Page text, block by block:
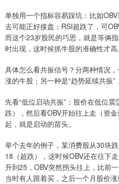
单独用一个指标容易踩坑：比如
去可能正好接盘；RSI超跌了，可
而这个23岁股民的巧思，就是等俩
时出现，这时候抓牛股的准确性才高
具体怎么看共振信号？分两种情况
涨的牛股；另一种是“趋势延续共振”
先看“低位启动共振”：股价在低位
跌），然后看OBV开始往上走（资
起，就是启动的苗头。
举个去年的例子，某消费股从30块
18（超跌），这时候OBV还在往下
升到25，OBV突然拐头往上，比前
当时有人跟着买，之后一个月股价涨